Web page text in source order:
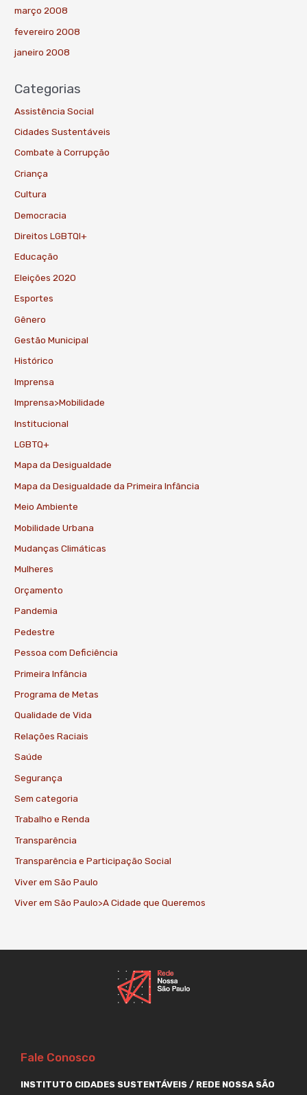
março 2008
fevereiro 2008
janeiro 2008
Categorias
Assistência Social
Cidades Sustentáveis
Combate à Corrupção
Criança
Cultura
Democracia
Direitos LGBTQI+
Educação
Eleições 2020
Esportes
Gênero
Gestão Municipal
Histórico
Imprensa
Imprensa>Mobilidade
Institucional
LGBTQ+
Mapa da Desigualdade
Mapa da Desigualdade da Primeira Infância
Meio Ambiente
Mobilidade Urbana
Mudanças Climáticas
Mulheres
Orçamento
Pandemia
Pedestre
Pessoa com Deficiência
Primeira Infância
Programa de Metas
Qualidade de Vida
Relações Raciais
Saúde
Segurança
Sem categoria
Trabalho e Renda
Transparência
Transparência e Participação Social
Viver em São Paulo
Viver em São Paulo>A Cidade que Queremos
Fale Conosco
INSTITUTO CIDADES SUSTENTÁVEIS / REDE NOSSA SÃO